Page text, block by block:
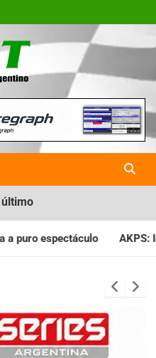
Revista
en
último
la IGJ y oficializó el